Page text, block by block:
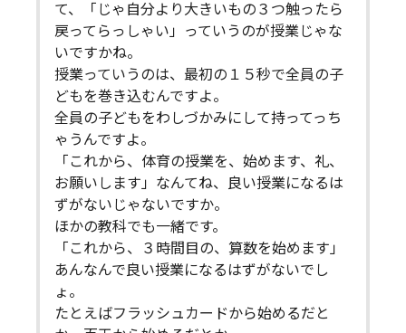
て、「じゃ自分より大きいもの３つ触ったら
戻ってらっしゃい」っていうのが授業じゃな
いですかね。
授業っていうのは、最初の１５秒で全員の子
どもを巻き込むんですよ。
全員の子どもをわしづかみにして持ってっち
ゃうんですよ。
「これから、体育の授業を、始めます、礼、
お願いします」なんてね、良い授業になるは
ずがないじゃないですか。
ほかの教科でも一緒です。
「これから、３時間目の、算数を始めます」
あんなんで良い授業になるはずがないでし
ょ。
たとえばフラッシュカードから始めるだと